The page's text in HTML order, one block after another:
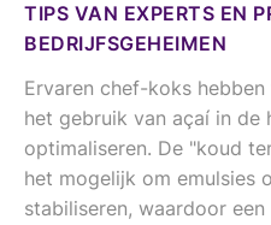
TIPS VAN EXPERTS EN
BEDRIJFSGEHEIMEN
Ervaren chef-koks
het gebruik van açaí in de
optimaliseren. De "koud
het mogelijk om emulsies
stabiliseren, waardoor